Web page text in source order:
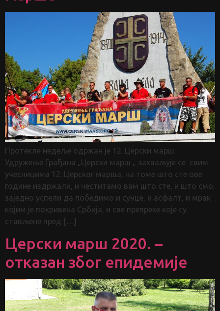
Протекле недеље одржан је 12. Церски марш.
Удружење Грађана „Церски марш „ захваљује се свим
учесницима 12. Церског марша, на томе што сте ове
године издржали, и честитамо вам што сте, и што смо,
заједно успели да победимо и сунце, и асфалт, и мрак
којим је покривена Србија, и све препреке које су
стављене пред […]
Церски марш 2020. –
отказан због епидемије